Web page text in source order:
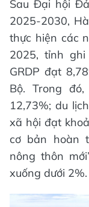
Sau Đại hội
2025-2030,
thực hiện các
2025, tỉnh
GRDP đạt
Bộ. Trong
12,73%; du
xã hội đạt
cơ bản hoàn
nông thôn
xuống dưới 2%.